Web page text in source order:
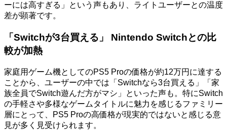
ーには高すぎる」という声もあり、ライトユーザーとの温度
差が顕著です。
「Switchが3台買える」 Nintendo Switchとの比
較が加熱
家庭用ゲーム機としてのPS5 Proの価格が約12万円に達する
ことから、ユーザーの中では「Switchなら3台買える」「家
族全員でSwitch遊んだ方がマシ」といった声も。特にSwitch
の手軽さや多様なゲームタイトルに魅力を感じるファミリー
層にとって、PS5 Proの高価格が現実的ではないと感じる意
見が多く見受けられます。